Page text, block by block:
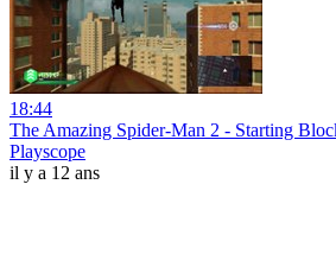
18:44
The Amazing Spider-Man 2 - Starting
Playscope
il y a 12 ans